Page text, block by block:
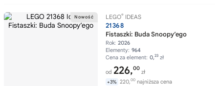
LEGO® IDEAS
21368
Fistaszki: Buda Snoopy’ego
Rok: 2026
Elementy: 964
Cena za element: 0,23 zł
od 226,00
zł
+3% 220,00 najniższa cena